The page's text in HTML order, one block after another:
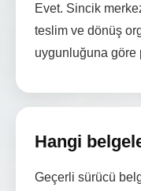
Evet. Sincik
teslim ve dönüş
uygunluğuna göre
Hangi
Geçerli sürücü